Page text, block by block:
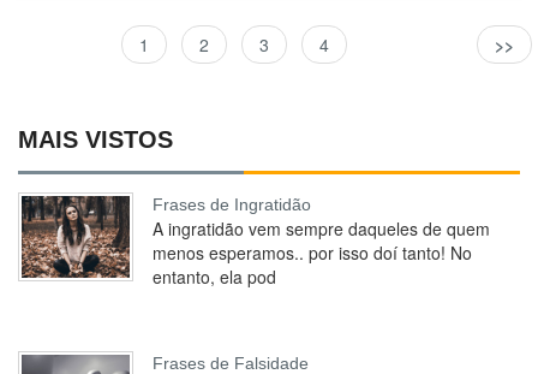
1 2 3 4 >>
MAIS VISTOS
Frases de Ingratidão
A ingratidão vem sempre daqueles de quem
menos esperamos.. por isso doí tanto! No
entanto, ela pod
Frases de Falsidade